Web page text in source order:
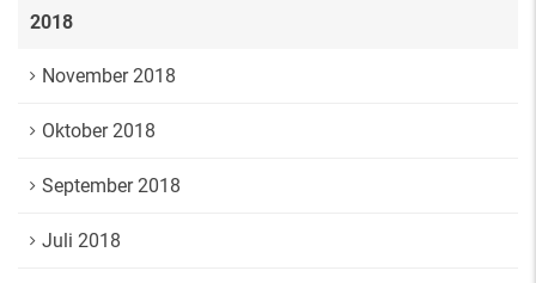
2018
November 2018
Oktober 2018
September 2018
Juli 2018